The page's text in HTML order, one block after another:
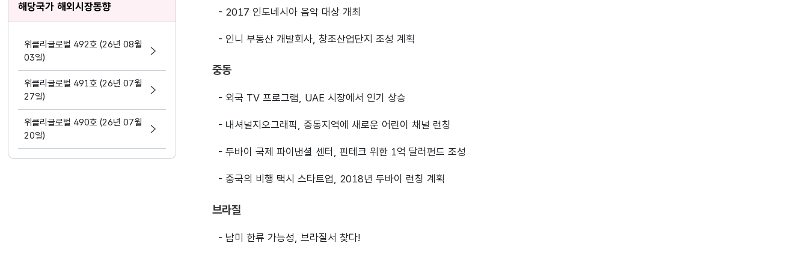
해당국가 해외시장동향
위클리글로벌 492호 (26년 08월
03일)
위클리글로벌 491호 (26년 07월
27일)
위클리글로벌 490호 (26년 07월
20일)
- 2017 인도네시아 음악 대상 개최
- 인니 부동산 개발회사, 창조산업단지 조성 계획
중동
- 외국 TV 프로그램, UAE 시장에서 인기 상승
- 내셔널지오그래픽, 중동지역에 새로운 어린이 채널 런칭
- 두바이 국제 파이낸셜 센터, 핀테크 위한 1억 달러펀드 조성
- 중국의 비행 택시 스타트업, 2018년 두바이 런칭 계획
브라질
- 남미 한류 가능성, 브라질서 찾다!